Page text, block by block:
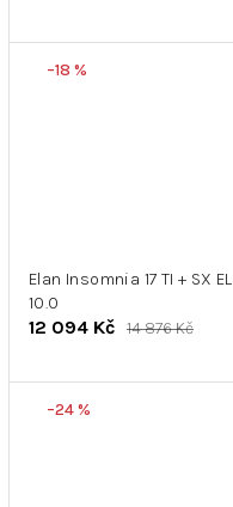
–18 %
Elan Insomnia 17 TI + SX EL
10.0
12 094 Kč 14 876 Kč
–24 %